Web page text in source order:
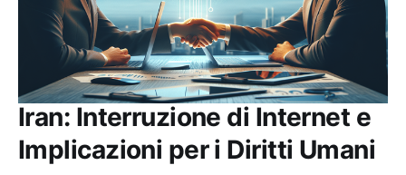
Iran: Interruzione di Internet e
Implicazioni per i Diritti Umani